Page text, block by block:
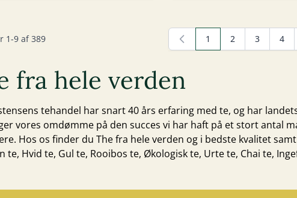
1-9 af389 Du læser i øjeblikket
1 Side
2 Side
3 Side
4
fra hele verden
tehandel har snart 40 års erfaring med te, og har
vores omdømme på den succes vi har haft på et stort antal
Hos os finder du The fra hele verden og i bedste kvalitet
te, Hvid te, Gul te, Rooibos te, Økologisk te, Urte te, Chai te,